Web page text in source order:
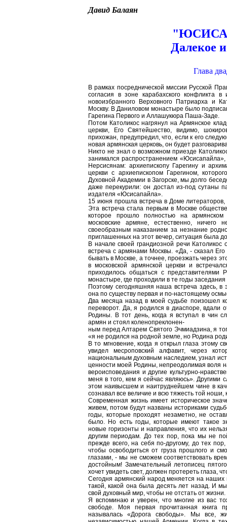
Давид Балаян
Далекое
Глава
В рамках посреднической миссии Русской
согласия в зоне карабахского конфликта
новоизбранного Верховного Патриарха и
Москву. В Даниловом монастыре было
Гарегина Первого и Аллашукюра Паша-Заде.
Потом Католикос нагрянул на Армянское
церкви, Его Святейшество, видимо,
прихожан, предупредил, что, если к его
новая армянская церковь, он будет
Никто не знал о возможном приезде
занимался распространением
Нерсисянам: архиепископу Гарегину и
церкви с архиепископом Гарегином,
Духовной Академии в Загорске, мы долго
даже перекурили: он достал из-под сутаны
издателя «Юсисапайла».
15 июня прошла встреча в Доме литераторов,
Эта встреча стала первым в Москве
которое прошло полностью на армянском
московские армяне, естественно,
своеобразным наказанием за незнание
приглашенных на этот вечер, ситуация была
В начале своей грандиозной речи Католикос
встреча с армянами Москвы. «Да, - сказал
бывать в Москве, а точнее, проезжать через
в московской армянской церкви и
приходилось общаться с представителями
монастыре, где проходили в те годы
Поэтому сегодняшняя наша встреча здесь,
она по существу первая и по-настоящему
Два месяца назад в моей судьбе поизошел
переворот. Да, я родился в диаспоре, вдали
Родины. В тот день, когда я вступал в чин
армян и стоял коленопреклонен-
ным перед Алтарем Святого Эчмиадзина, я
«я не родился на родной земле, но Родина
В то мгновение, когда я открыл глаза этому
увидел месроповский алфавит, через
национальным духовным наследием, узнал
ценности моей Родины, непреодолимая воля
вероисповедания и другие культурно-
меня в того, кем я сейчас являюсь». Другими
этом наивысшем и наитруднейшем чине в
сознавал все величие и всю тяжесть той ноши,
Современная жизнь имеет историческое
живем, потом будут названы историками
годы, которые проходят незаметно, не
было. Но есть годы, которые имеют такое
новые горизонты и направления, что их
другим периодам. До тех пор, пока мы не
прежде всего, на себя по-другому, до тех
чтобы освободиться от груза прошлого и
глазами, - мы не сможем соответствовать
достойным! Замечательный летописец
хочет увидеть свет, должен протереть глаза,
Сегодня армянский народ меняется на
такой, какой она была десять лет назад. И
свой духовный мир, чтобы не отстать от жизни.
Я вспоминаю и уверен, что многие из вас
свободе. Моя первая прочитанная книга
называлась «Дорога свободы». Мы все,